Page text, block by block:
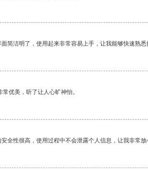
简洁明了，使用起来非常容易上手，让我能够快速熟悉
优美，听了让人心旷神怡。
全性很高，使用过程中不会泄露个人信息，让我非常放